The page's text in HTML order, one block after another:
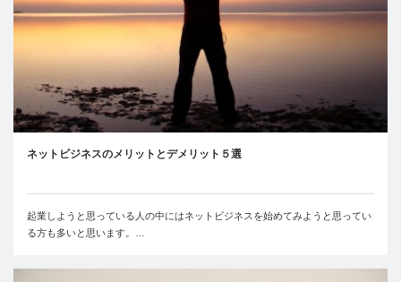
ネットビジネスのメリットとデメリット５選
起業しようと思っている人の中にはネットビジネスを始めてみようと思ってい
る方も多いと思います。…